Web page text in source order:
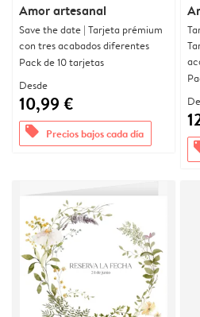
Amor artesanal
Save the date | Tarjeta prémium
con tres acabados diferentes
Pack de 10 tarjetas
Desde
10,99 €
offers Precios bajos cada día